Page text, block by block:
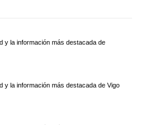
y la información más destacada de
y la información más destacada de Vigo